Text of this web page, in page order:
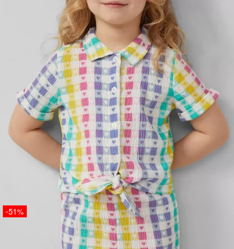
-51%